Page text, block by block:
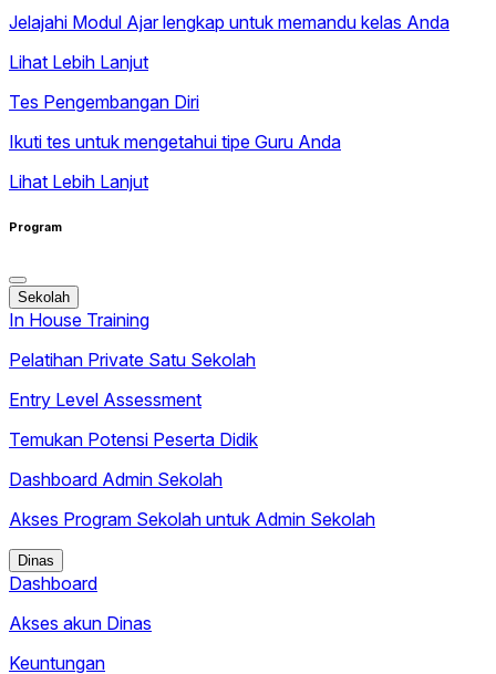
Jelajahi Modul Ajar lengkap untuk memandu kelas Anda
Lihat Lebih Lanjut
Tes Pengembangan Diri
Ikuti tes untuk mengetahui tipe Guru Anda
Lihat Lebih Lanjut
Program
Sekolah
In House Training
Pelatihan Private Satu Sekolah
Entry Level Assessment
Temukan Potensi Peserta Didik
Dashboard Admin Sekolah
Akses Program Sekolah untuk Admin Sekolah
Dinas
Dashboard
Akses akun Dinas
Keuntungan